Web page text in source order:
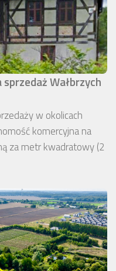
Wałbrzych
w okolicach
komercyjna na
za metr kwadratowy (2